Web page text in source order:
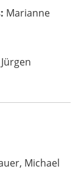
Marianne
Michael